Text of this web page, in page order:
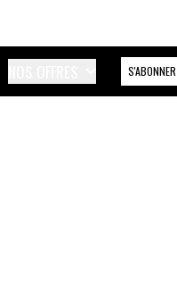
S'ABONNER